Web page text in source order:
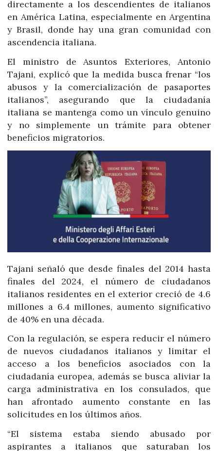
directamente a los descendientes de italianos
en América Latina, especialmente en Argentina
y Brasil, donde hay una gran comunidad con
ascendencia italiana.
El ministro de Asuntos Exteriores, Antonio
Tajani, explicó que la medida busca frenar “los
abusos y la comercialización de pasaportes
italianos”, asegurando que la ciudadanía
italiana se mantenga como un vínculo genuino
y no simplemente un trámite para obtener
beneficios migratorios.
Tajani señaló que desde finales del 2014 hasta
finales del 2024, el número de ciudadanos
italianos residentes en el exterior creció de 4.6
millones a 6.4 millones, aumento significativo
de 40% en una década.
Con la regulación, se espera reducir el número
de nuevos ciudadanos italianos y limitar el
acceso a los beneficios asociados con la
ciudadanía europea, además se busca aliviar la
carga administrativa en los consulados, que
han afrontado aumento constante en las
solicitudes en los últimos años.
“El sistema estaba siendo abusado por
aspirantes a italianos que saturaban los